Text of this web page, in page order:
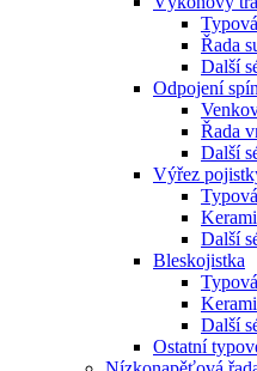
Řada
Další
Odpojení
Řada
Další
Výřez
Další
Bleskojistka
Další
Ostatní